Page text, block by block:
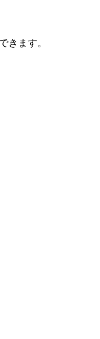
きます。